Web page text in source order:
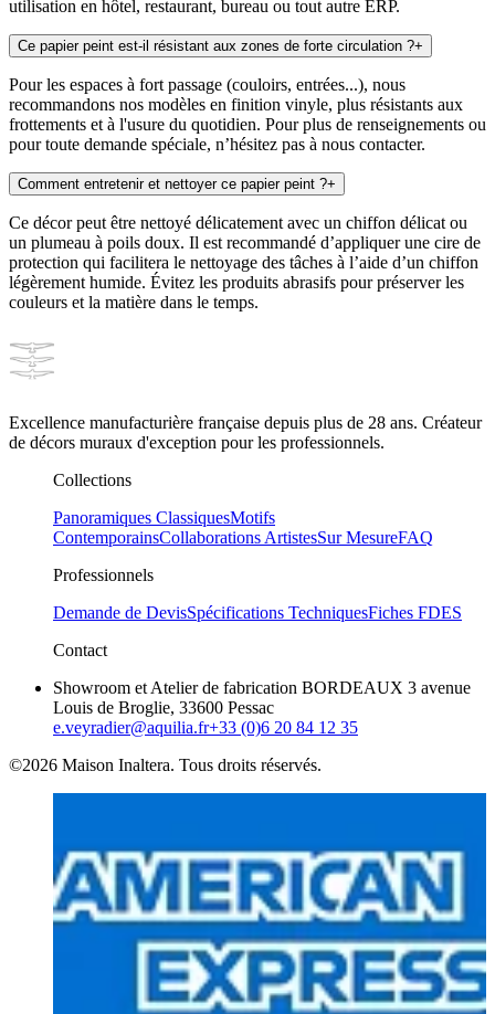
utilisation en hôtel, restaurant, bureau ou tout autre ERP.
Ce papier peint est-il résistant aux zones de forte circulation ?+
Pour les espaces à fort passage (couloirs, entrées...), nous
recommandons nos modèles en finition vinyle, plus résistants aux
frottements et à l'usure du quotidien. Pour plus de renseignements ou
pour toute demande spéciale, n’hésitez pas à nous contacter.
Comment entretenir et nettoyer ce papier peint ?+
Ce décor peut être nettoyé délicatement avec un chiffon délicat ou
un plumeau à poils doux. Il est recommandé d’appliquer une cire de
protection qui facilitera le nettoyage des tâches à l’aide d’un chiffon
légèrement humide. Évitez les produits abrasifs pour préserver les
couleurs et la matière dans le temps.
Excellence manufacturière française depuis plus de 28 ans. Créateur
de décors muraux d'exception pour les professionnels.
Collections
Panoramiques ClassiquesMotifs
ContemporainsCollaborations ArtistesSur MesureFAQ
Professionnels
Demande de DevisSpécifications TechniquesFiches FDES
Contact
Showroom et Atelier de fabrication BORDEAUX 3 avenue
Louis de Broglie, 33600 Pessac
e.veyradier@aquilia.fr+33 (0)6 20 84 12 35
©2026 Maison Inaltera. Tous droits réservés.